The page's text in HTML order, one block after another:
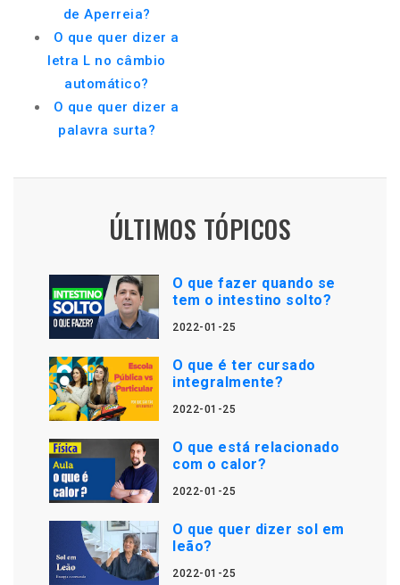
de Aperreia?
O que quer dizer a
letra L no câmbio
automático?
O que quer dizer a
palavra surta?
ÚLTIMOS TÓPICOS
O que fazer quando se
tem o intestino solto?
2022-01-25
O que é ter cursado
integralmente?
2022-01-25
O que está relacionado
com o calor?
2022-01-25
O que quer dizer sol em
leão?
2022-01-25